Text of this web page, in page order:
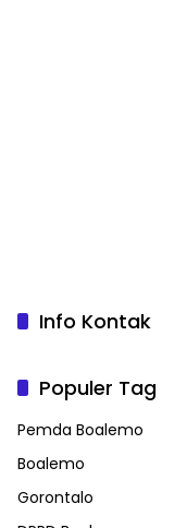
Info Kontak
Populer Tag
Pemda Boalemo
Boalemo
Gorontalo